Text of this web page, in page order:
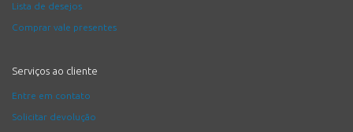
Lista de desejos
Comprar vale presentes
Serviços ao cliente
Entre em contato
Solicitar devolução